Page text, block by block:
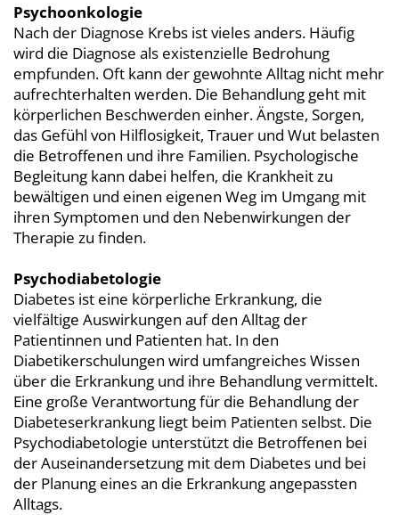
Psychoonkologie
Nach der Diagnose Krebs ist vieles anders. Häufig
wird die Diagnose als existenzielle Bedrohung
empfunden. Oft kann der gewohnte Alltag nicht mehr
aufrechterhalten werden. Die Behandlung geht mit
körperlichen Beschwerden einher. Ängste, Sorgen,
das Gefühl von Hilflosigkeit, Trauer und Wut belasten
die Betroffenen und ihre Familien. Psychologische
Begleitung kann dabei helfen, die Krankheit zu
bewältigen und einen eigenen Weg im Umgang mit
ihren Symptomen und den Nebenwirkungen der
Therapie zu finden.
Psychodiabetologie
Diabetes ist eine körperliche Erkrankung, die
vielfältige Auswirkungen auf den Alltag der
Patientinnen und Patienten hat. In den
Diabetikerschulungen wird umfangreiches Wissen
über die Erkrankung und ihre Behandlung vermittelt.
Eine große Verantwortung für die Behandlung der
Diabeteserkrankung liegt beim Patienten selbst. Die
Psychodiabetologie unterstützt die Betroffenen bei
der Auseinandersetzung mit dem Diabetes und bei
der Planung eines an die Erkrankung angepassten
Alltags.